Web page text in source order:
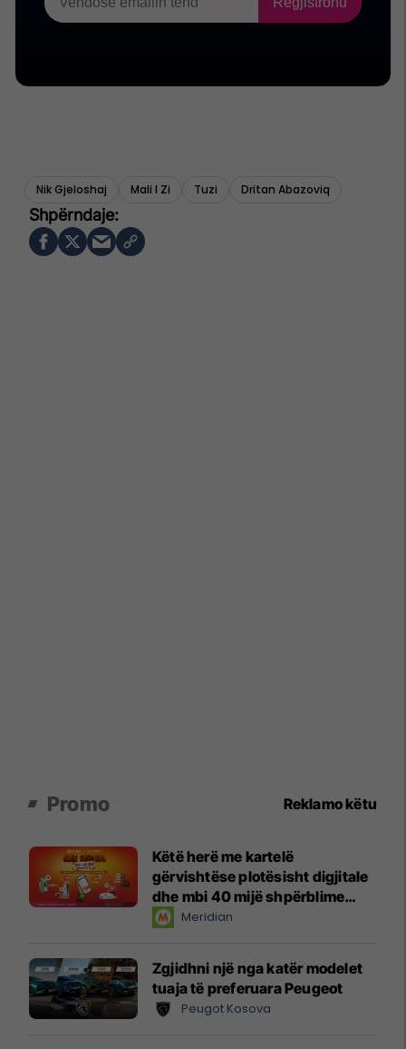
Nik Gjeloshaj Mali I Zi Tuzi Dritan Abazoviq
Promo Reklamo këtu
Këtë herë me kartelë
gërvishtëse plotësisht digjitale
dhe mbi 40 mijë shpërblime
instant!Meridian
Zgjidhni një nga katër modelet
tuaja të preferuara Peugeot
Peugot Kosova